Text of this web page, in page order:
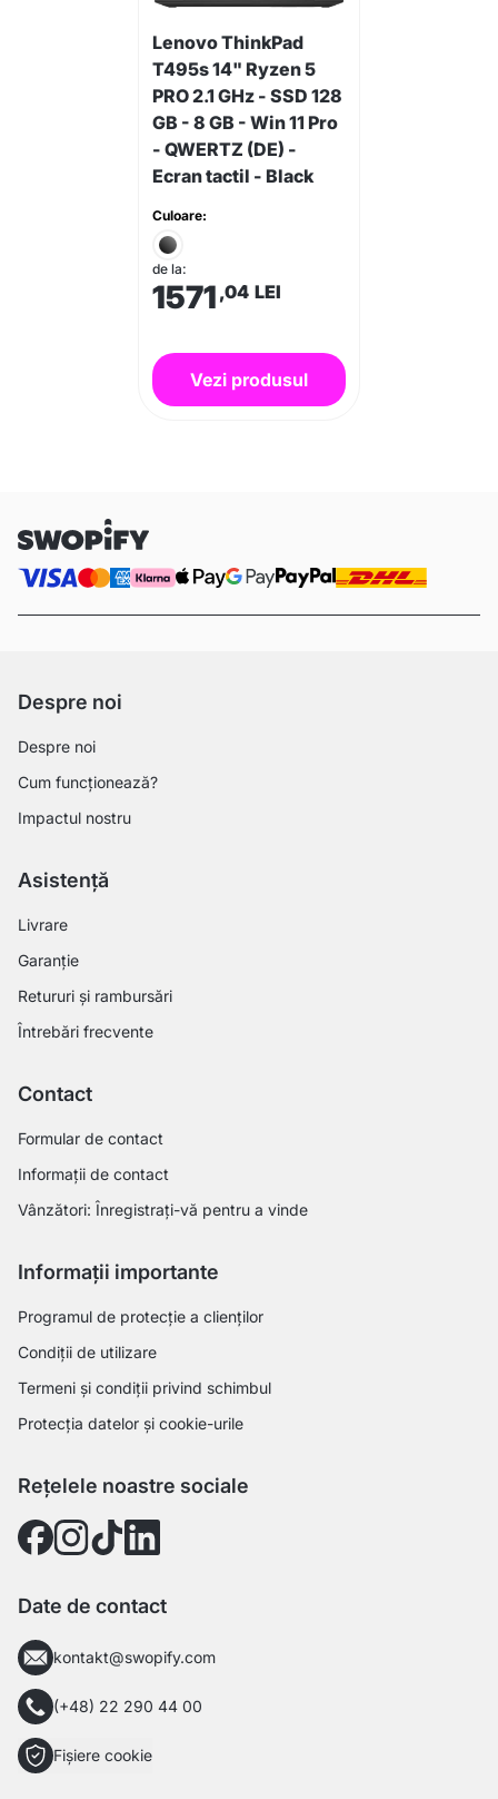
Lenovo ThinkPad
T495s 14" Ryzen 5
PRO 2.1 GHz - SSD 128
GB - 8 GB - Win 11 Pro
- QWERTZ (DE) -
Ecran tactil - Black
Culoare:
de la:
1571 ,04 LEI
Vezi produsul
Despre noi
Despre noi
Cum funcționează?
Impactul nostru
Asistență
Livrare
Garanție
Retururi și rambursări
Întrebări frecvente
Contact
Formular de contact
Informații de contact
Vânzători: Înregistrați-vă pentru a vinde
Informații importante
Programul de protecție a clienților
Condiții de utilizare
Termeni și condiții privind schimbul
Protecția datelor și cookie-urile
Rețelele noastre sociale
Date de contact
kontakt@swopify.com
(+48) 22 290 44 00
Fișiere cookie